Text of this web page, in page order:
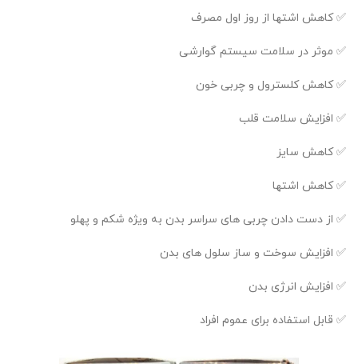
✅ کاهش اشتها از روز اول مصرف
✅ موثر در سلامت سیستم گوارشی
✅ کاهش کلسترول و چربی خون
✅ افزایش سلامت قلب
✅ کاهش سایز
✅ کاهش اشتها
✅ از دست دادن چربی های سراسر بدن به ویژه شکم و پهلو
✅ افزایش سوخت و ساز سلول های بدن
✅ افزایش انرژی بدن
✅ قابل استفاده برای عموم افراد